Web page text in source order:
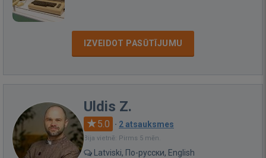
IZVEIDOT PASŪTĪJUMU
Uldis Z.
5.0 · 2 atsauksmes
Bija vietnē: Pirms 5 mēn.
Latviski, По-русски, English